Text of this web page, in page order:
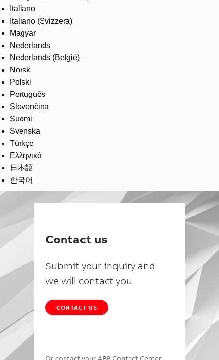
Italiano
Italiano (Svizzera)
Magyar
Nederlands
Nederlands (België)
Norsk
Polski
Português
Slovenčina
Suomi
Svenska
Türkçe
Ελληνικά
日本語
한국어
Contact us
Submit your inquiry and
we will contact you
CONTACT US
Or contact your ABB Contact Center